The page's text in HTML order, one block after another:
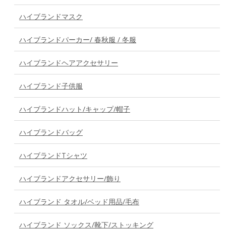
ハイブランドマスク
ハイブランドパーカー/ 春秋服 / 冬服
ハイブランドヘアアクセサリー
ハイブランド子供服
ハイブランドハット/キャップ/帽子
ハイブランドバッグ
ハイブランドTシャツ
ハイブランドアクセサリー/飾り
ハイブランド タオル/ベッド用品/毛布
ハイブランド ソックス/靴下/ストッキング